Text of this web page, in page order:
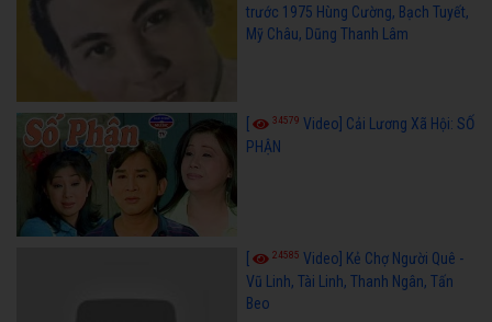
trước 1975 Hùng Cường, Bạch Tuyết,
Mỹ Châu, Dũng Thanh Lâm
34579 Video] Cải Lương Xã Hội: SỐ
PHẬN
24585 Video] Kẻ Chợ Người Quê -
Vũ Linh, Tài Linh, Thanh Ngân, Tấn
Beo